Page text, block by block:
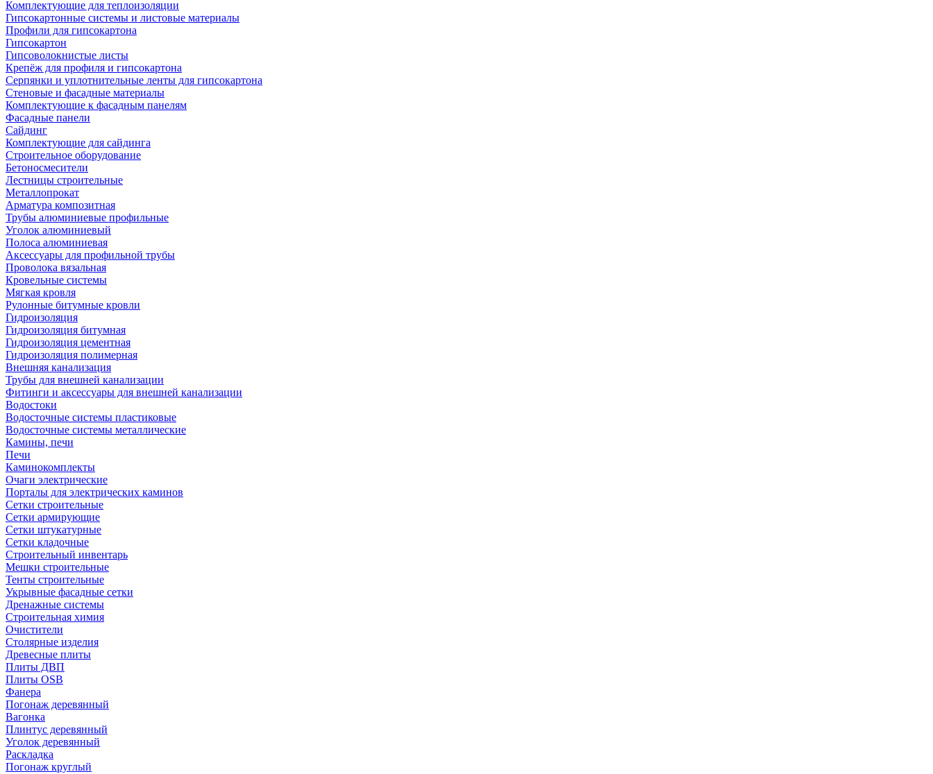
Комплектующие для теплоизоляции
Гипсокартонные системы и листовые материалы
Профили для гипсокартона
Гипсокартон
Гипсоволокнистые листы
Крепёж для профиля и гипсокартона
Серпянки и уплотнительные ленты для гипсокартона
Стеновые и фасадные материалы
Комплектующие к фасадным панелям
Фасадные панели
Сайдинг
Комплектующие для сайдинга
Строительное оборудование
Бетоносмесители
Лестницы строительные
Металлопрокат
Арматура композитная
Трубы алюминиевые профильные
Уголок алюминиевый
Полоса алюминиевая
Аксессуары для профильной трубы
Проволока вязальная
Кровельные системы
Мягкая кровля
Рулонные битумные кровли
Гидроизоляция
Гидроизоляция битумная
Гидроизоляция цементная
Гидроизоляция полимерная
Внешняя канализация
Трубы для внешней канализации
Фитинги и аксессуары для внешней канализации
Водостоки
Водосточные системы пластиковые
Водосточные системы металлические
Камины, печи
Печи
Каминокомплекты
Очаги электрические
Порталы для электрических каминов
Сетки строительные
Сетки армирующие
Сетки штукатурные
Сетки кладочные
Строительный инвентарь
Мешки строительные
Тенты строительные
Укрывные фасадные сетки
Дренажные системы
Строительная химия
Очистители
Столярные изделия
Древесные плиты
Плиты ДВП
Плиты OSB
Фанера
Погонаж деревянный
Вагонка
Плинтус деревянный
Уголок деревянный
Раскладка
Погонаж круглый